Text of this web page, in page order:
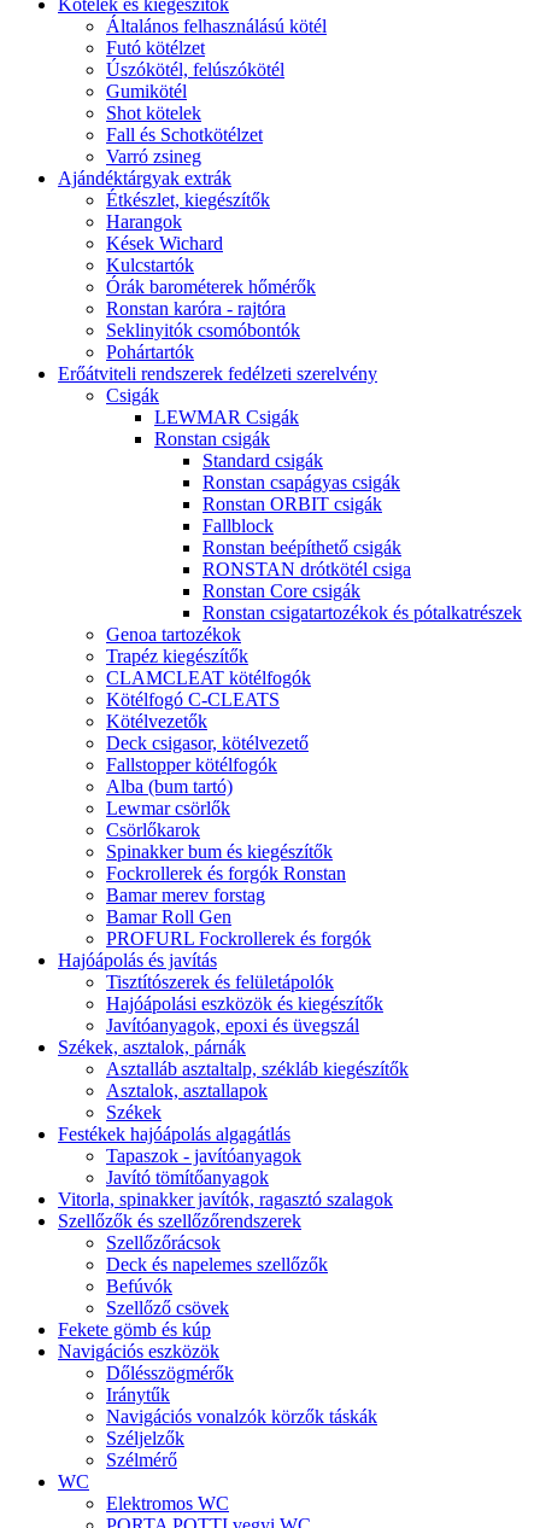
Általános felhasználású kötél
Futó kötélzet
Úszókötél, felúszókötél
Gumikötél
Shot kötelek
Fall és Schotkötélzet
Varró zsineg
Ajándéktárgyak extrák
Étkészlet, kiegészítők
Harangok
Kések Wichard
Kulcstartók
Órák barométerek hőmérők
Ronstan karóra - rajtóra
Seklinyitók csomóbontók
Pohártartók
Erőátviteli rendszerek fedélzeti szerelvény
Csigák
LEWMAR Csigák
Ronstan csigák
Standard csigák
Ronstan csapágyas csigák
Ronstan ORBIT csigák
Fallblock
Ronstan beépíthető csigák
RONSTAN drótkötél csiga
Ronstan Core csigák
Ronstan csigatartozékok és pótalkatrészek
Genoa tartozékok
Trapéz kiegészítők
CLAMCLEAT kötélfogók
Kötélfogó C-CLEATS
Kötélvezetők
Deck csigasor, kötélvezető
Fallstopper kötélfogók
Alba (bum tartó)
Lewmar csörlők
Csörlőkarok
Spinakker bum és kiegészítők
Fockrollerek és forgók Ronstan
Bamar merev forstag
Bamar Roll Gen
PROFURL Fockrollerek és forgók
Hajóápolás és javítás
Tisztítószerek és felületápolók
Hajóápolási eszközök és kiegészítők
Javítóanyagok, epoxi és üvegszál
Székek, asztalok, párnák
Asztalláb asztaltalp, székláb kiegészítők
Asztalok, asztallapok
Székek
Festékek hajóápolás algagátlás
Tapaszok - javítóanyagok
Javító tömítőanyagok
Vitorla, spinakker javítók, ragasztó szalagok
Szellőzők és szellőzőrendszerek
Szellőzőrácsok
Deck és napelemes szellőzők
Befúvók
Szellőző csövek
Fekete gömb és kúp
Navigációs eszközök
Dőlésszögmérők
Iránytűk
Navigációs vonalzók körzők táskák
Széljelzők
Szélmérő
WC
Elektromos WC